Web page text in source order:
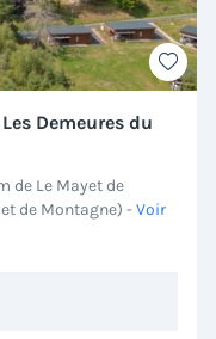
Demeures du
de Le Mayet de
de Montagne) -Voir